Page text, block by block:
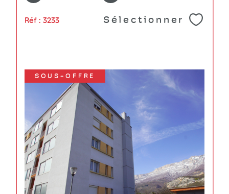
Réf : 3233 Sélectionner
SOUS-OFFRE